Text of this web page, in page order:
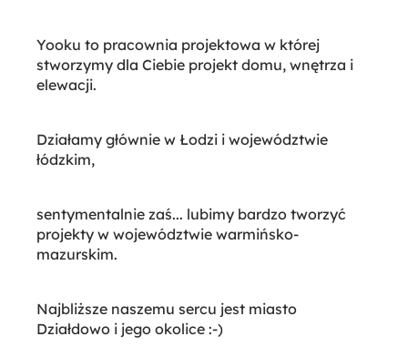
Yooku to pracownia projektowa w której
stworzymy dla Ciebie projekt domu, wnętrza i
elewacji.
Działamy głównie w Łodzi i województwie
łódzkim,
sentymentalnie zaś... lubimy bardzo tworzyć
projekty w województwie warmińsko-
mazurskim.
Najbliższe naszemu sercu jest miasto
Działdowo i jego okolice :-)